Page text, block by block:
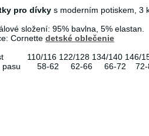
pro dívky s moderním potiskem, 3
složení: 95% bavlna, 5% elastan.
Cornette detské oblečenie
110/116 122/128 134/140 146/
pasu 58-62 62-66 66-72 72-